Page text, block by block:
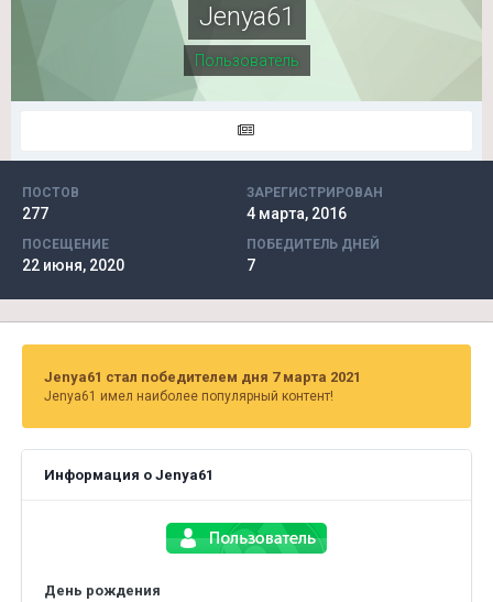
Jenya61
Пользователь
ПОСТОВ
277
ЗАРЕГИСТРИРОВАН
4 марта, 2016
ПОСЕЩЕНИЕ
22 июня, 2020
ПОБЕДИТЕЛЬ ДНЕЙ
7
Jenya61 стал победителем дня 7 марта 2021
Jenya61 имел наиболее популярный контент!
Информация о Jenya61
День рождения